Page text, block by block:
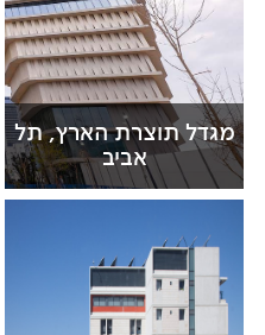
מגדל תוצרת הארץ, תל
אביב